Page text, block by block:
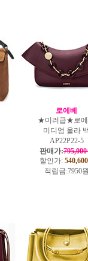
로에베
★미러급★로
미디엄 올라
AP22P22-5
판매가:
할인가: 540,600
적립금:7950